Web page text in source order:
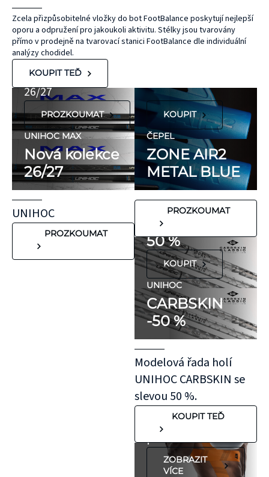
Zcela přizpůsobitelné vložky do bot FootBalance poskytují nejlepší
oporu a odpružení pro jakoukoli aktivitu. Stélky jsou tvarovány
přímo v prodejně na tvarovací stanici FootBalance dle individuální
analýzy chodidel.
KOUPIT TEĎ
UNIHOC
MAX
Nová kolekce
26/27
PROZKOUMAT
UNIHOC MAX
Nová kolekce
26/27
UNIHOC
PROZKOUMAT
ČEPEL
ZONE
KOUPIT
ČEPEL
ZONE AIR2
METAL BLUE
PROZKOUMAT
FLORBALOVÉ HOLE
UNIHOC
CARBSKIN
SE SLEVOU
50 %
KOUPIT
UNIHOC
CARBSKIN
-50 %
Modelová řada holí
UNIHOC CARBSKIN se
slevou 50 %.
KOUPIT TEĎ
bez latexu a
přírodního
hypoalergenní,
neobsahují latex
ani přírodní
kaučuk. Obsahují
minimum
potenciálně
nežádoucích látek,
které mohou
vyvolat alergické
reakce. Pokud ale
víte, že máte velmi
citlivou pokožku,
doporučujeme
otestovat malý
kousek KT pásky
aplikovaný bez
roztažení nejprve
na oblast se
"silnější"
pokožkou, jako je
koleno, nebo
předloktí.
ZOBRAZIT
VÍCE